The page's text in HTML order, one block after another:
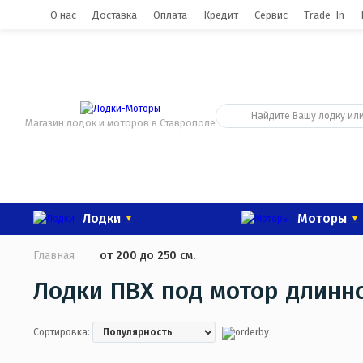
О нас Доставка Оплата Кредит Сервис Trade-In
Магазин лодок и моторов в Ставрополе
Лодки Моторы
Главная от 200 до 250 см.
Лодки ПВХ под мотор
Сортировка: